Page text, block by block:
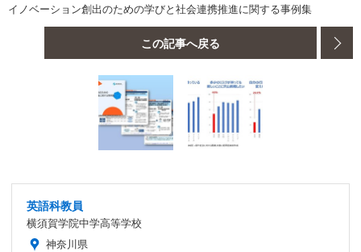
イノベーション創出のための学びと社会連携推進に関する事例集
この記事へ戻る
英語科教員
横須賀学院中学高等学校
神奈川県